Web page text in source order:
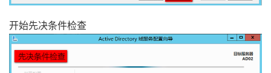
开始先决条件检查